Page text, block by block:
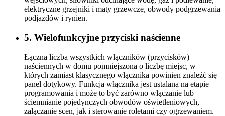
elektryczne grzejniki i maty grzewcze, obwody podgrzewania
podjazdów i rynien.
5. Wielofunkcyjne przyciski naścienne
Łączna liczba wszystkich włączników (przycisków)
naściennych w domu pomniejszona o liczbę miejsc, w
których zamiast klasycznego włącznika powinien znaleźć się
panel dotykowy. Funkcja włącznika jest ustalana na etapie
programowania i może to być zarówno włączanie lub
ściemnianie pojedynczych obwodów oświetleniowych,
załączanie scen, jak i sterowanie roletami czy ogrzewaniem.